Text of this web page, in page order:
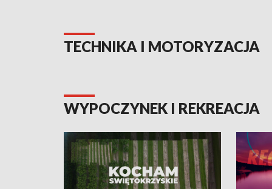
TECHNIKA I MOTORYZACJA
WYPOCZYNEK I REKREACJA